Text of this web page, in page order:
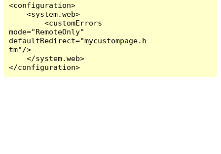
<configuration>
    <system.web>
        <customErrors
mode="RemoteOnly"
defaultRedirect="mycustompage.h
tm"/>
    </system.web>
</configuration>